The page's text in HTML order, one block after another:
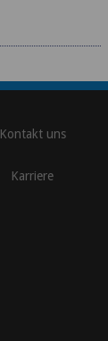
Kontakt uns
Karriere